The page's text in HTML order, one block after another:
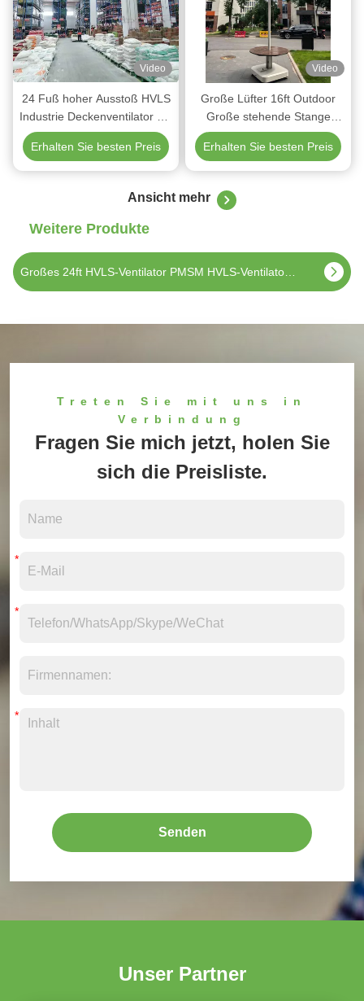
Video
24 Fuß hoher Ausstoß HVLS
Industrie Deckenventilator mit
überlegenem Luftstrom
Erhalten Sie besten Preis
Video
Große Lüfter 16ft Outdoor
Große stehende Stange
Lüfter wasserdicht IP65
Erhalten Sie besten Preis
Ansicht mehr
Weitere Produkte
0.5KW tragbare Fußbodenventilatoren mit Rädern HVLS Industrieventilatoren 220V/380V
Treten Sie mit uns in
Verbindung
Fragen Sie mich jetzt, holen Sie
sich die Preisliste.
Senden
Unser Partner